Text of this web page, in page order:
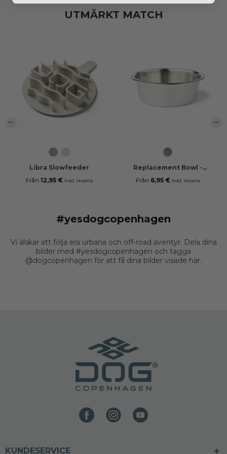
UTMÄRKT MATCH
Cool
Grey
Coffee
Cream
Libra Slowfeeder
Från 12,95 € Inkl. moms
Steel
Replacement Bowl -
Från 6,95 € Inkl. moms
#yesdogcopenhagen
Vi älskar att följa era urbana och off-road äventyr. Dela dina
bilder med #yesdogcopenhagen och tagga
@dogcopenhagen för att få dina bilder visade här.
KUNDESERVICE